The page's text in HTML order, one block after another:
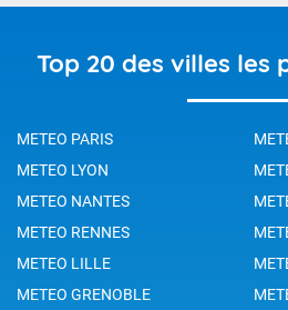
Top 20 des villes les
METEO PARIS
METEO LYON
METEO NANTES
METEO RENNES
METEO LILLE
METEO GRENOBLE